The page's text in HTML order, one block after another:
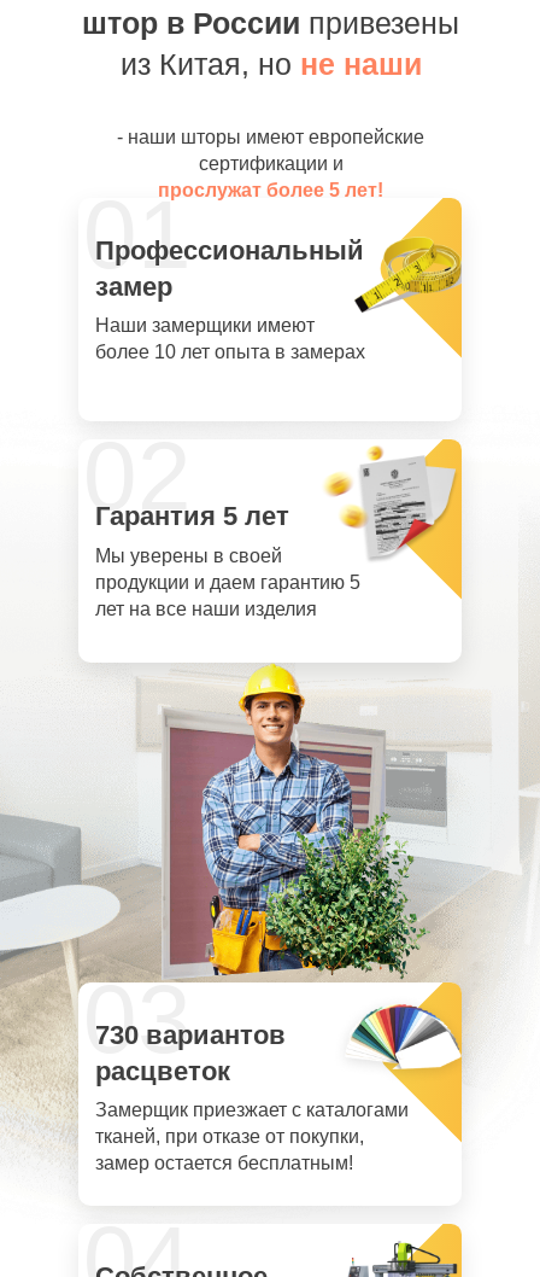
01
штор в России привезены
из Китая, но не наши
- наши шторы имеют европейские
сертификации и
прослужат более 5 лет!
Профессиональный
замер
Наши замерщики имеют
более 10 лет опыта в замерах
02
Гарантия 5 лет
Мы уверены в своей
продукции и даем гарантию 5
лет на все наши изделия
03
730 вариантов
расцветок
Замерщик приезжает с каталогами
тканей, при отказе от покупки,
замер остается бесплатным!